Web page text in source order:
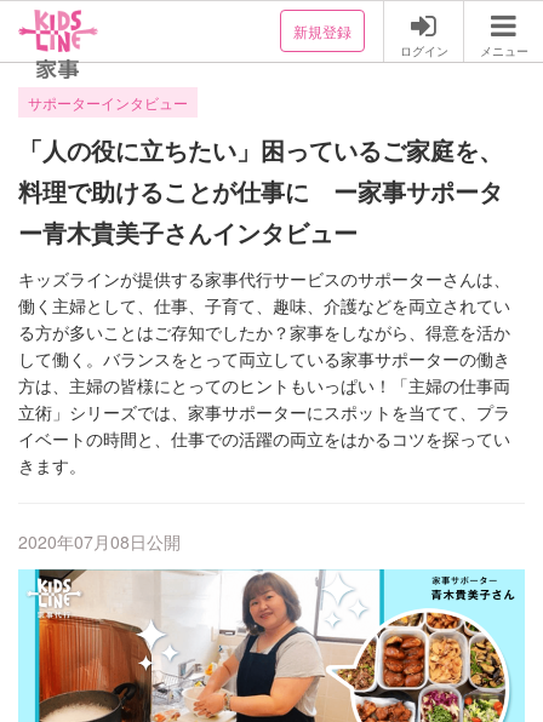
新規登録
ログイン メニュー
サポーターインタビュー
「人の役に立ちたい」困っているご家庭を、
料理で助けることが仕事に ー家事サポータ
ー青木貴美子さんインタビュー
キッズラインが提供する家事代行サービスのサポーターさんは、
働く主婦として、仕事、子育て、趣味、介護などを両立されてい
る方が多いことはご存知でしたか？家事をしながら、得意を活か
して働く。バランスをとって両立している家事サポーターの働き
方は、主婦の皆様にとってのヒントもいっぱい！「主婦の仕事両
立術」シリーズでは、家事サポーターにスポットを当てて、プラ
イベートの時間と、仕事での活躍の両立をはかるコツを探ってい
きます。
2020年07月08日公開